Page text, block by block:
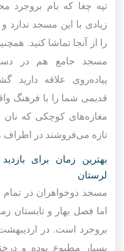
تپه چغا که بام
زیادی با این مسجد ندارد
را از آنجا تماشا کنید.
مسجد جامع هم در
پیاده‌روی علاقه دارید
قدیمی شما را با فرهنگ
مغازه‌های کوچکی که نان
تازه می‌فروشند در اطراف
بهترین زمان برای
لرستان
مسجد دوخواهران در
اما فصل بهار و تابستان
بروجرد است. در
بسیار مطبوع بوده و